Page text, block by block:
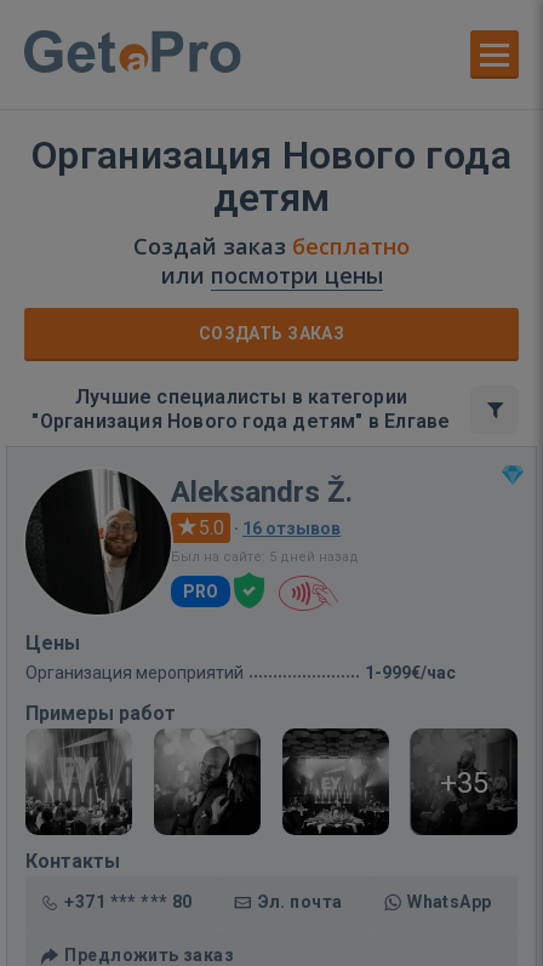
Организация Нового года
детям
Создай заказ бесплатно
или посмотри цены
СОЗДАТЬ ЗАКАЗ
Лучшие специалисты в категории
"Организация Нового года детям" в Елгаве
Aleksandrs Ž.
5.0 · 16 отзывов
Был на сайте: 5 дней назад
PRO
Цены
Организация мероприятий 1-999€/час
Примеры работ
+35
Контакты
+371 *** *** 80 Эл. почта WhatsApp
Предложить заказ